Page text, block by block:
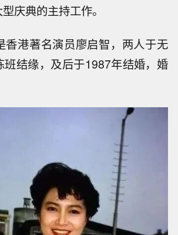
庆典的主持工作。
香港著名演员廖启智，两人于无
班结缘，及后于1987年结婚，婚